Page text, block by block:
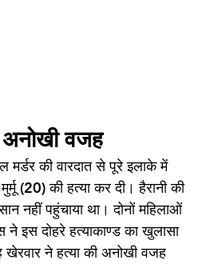
अनोखी वजह
मर्डर की वारदात से पूरे इलाके में
(20) की हत्या कर दी। हैरानी की
नहीं पहुंचाया था। दोनों महिलाओं
दोहरे हत्याकाण्ड का खुलासा
खेरवार ने हत्या की अनोखी वजह